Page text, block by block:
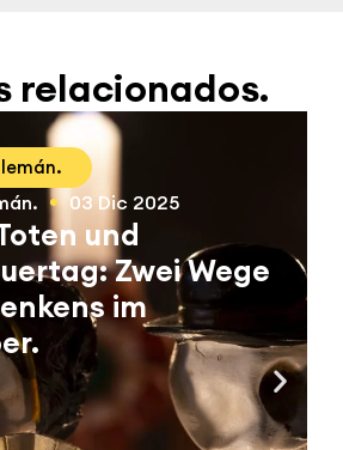
relacionados.
03 Dic 2025
und
Zwei Wege
im